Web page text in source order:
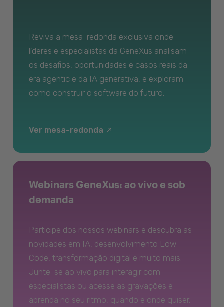
Reviva a mesa-redonda exclusiva onde
líderes e especialistas da GeneXus analisam
os desafios, oportunidades e casos reais da
era agentic e da IA generativa, e exploram
como construir o software do futuro.
Ver mesa-redonda
Webinars GeneXus: ao vivo e sob
demanda
Participe dos nossos webinars e descubra as
novidades em IA, desenvolvimento Low-
Code, transformação digital e muito mais.
Junte-se ao vivo para interagir com
especialistas ou acesse as gravações e
aprenda no seu ritmo, quando e onde quiser.